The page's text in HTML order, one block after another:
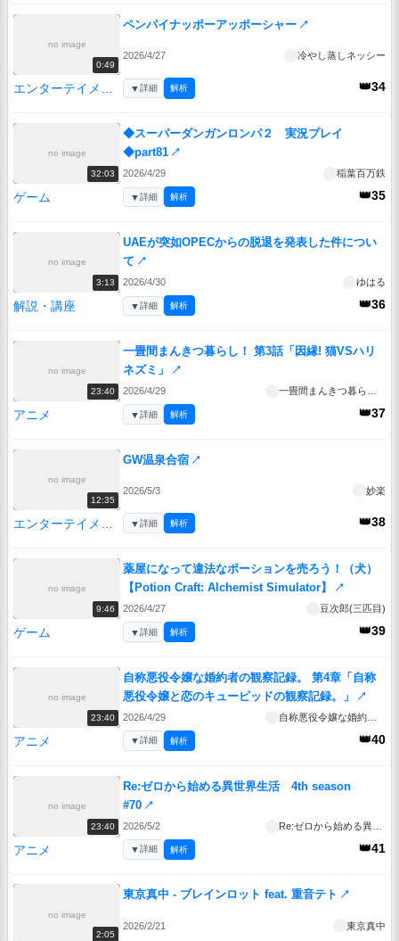
no image
0:49
ペンパイナッポーアッポーシャー ↗
2026/4/27 冷やし蒸しネッシー
👑34
▼詳細 解析
no image
32:03
◆スーパーダンガンロンパ２ 実況プレイ
◆part81 ↗
2026/4/29 稲葉百万鉄
ゲーム 👑35
▼詳細 解析
no image
3:13
UAEが突如OPECからの脱退を発表した件につい
て ↗
2026/4/30 ゆはる
解説・講座 👑36
▼詳細 解析
no image
23:40
一畳間まんきつ暮らし！ 第3話「因縁! 猫VSハリ
ネズミ」
↗
2026/4/29
アニメ 👑37
▼詳細 解析
no image
12:35
GW温泉合宿 ↗
2026/5/3 妙楽
👑38
▼詳細 解析
no image
9:46
薬屋になって違法なポーションを売ろう！（犬）
【Potion Craft: Alchemist Simulator】
↗
2026/4/27 豆次郎(三匹目)
ゲーム 👑39
▼詳細 解析
no image
23:40
自称悪役令嬢な婚約者の観察記録。 第4章「自称
悪役令嬢と恋のキューピッドの観察記録。」
↗
2026/4/29
アニメ 👑40
▼詳細 解析
no image
23:40
Re:ゼロから始める異世界生活 4th season
#70 ↗
2026/5/2
アニメ 👑41
▼詳細 解析
no image
2:05
東京真中 - ブレインロット feat. 重音テト ↗
2026/2/21 東京真中